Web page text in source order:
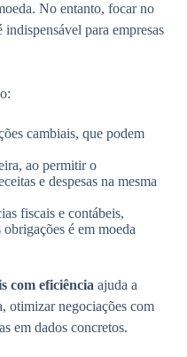
No entanto, focar no
indispensável para empresas
cambiais, que podem
ao permitir o
e despesas na mesma
fiscais e contábeis,
é em moeda
com eficiência ajuda a
otimizar negociações com
em dados concretos.